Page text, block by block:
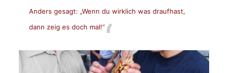
Anders gesagt: „Wenn du wirklich was draufhast,
dann zeig es doch mal!“